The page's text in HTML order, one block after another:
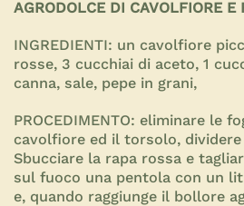
AGRODOLCE DI CAVOLFIORE E
INGREDIENTI: un cavolfiore
rosse, 3 cucchiai di aceto, 1
canna, sale, pepe in grani,
PROCEDIMENTO: eliminare le
cavolfiore ed il torsolo,
Sbucciare la rapa rossa e
sul fuoco una pentola con un
e, quando raggiunge il bollore